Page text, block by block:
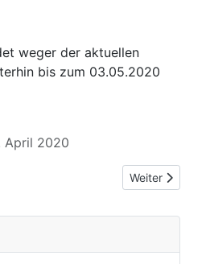
weger der aktuellen
bis zum 03.05.2020
April 2020
Judoprüfung Nächster
Weiter